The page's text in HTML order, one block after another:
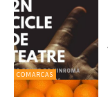
COMARCAS